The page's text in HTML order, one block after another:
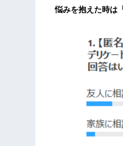
悩みを抱えた時は